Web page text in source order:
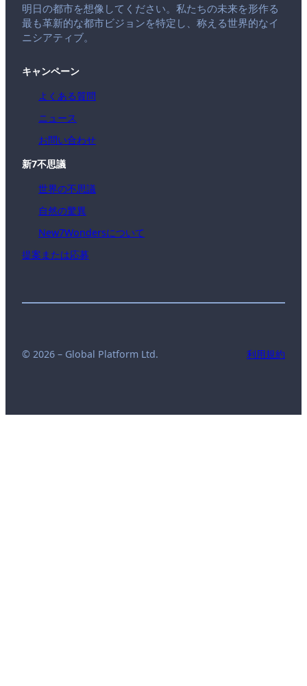
明日の都市を想像してください。私たちの未来を形作る
最も革新的な都市ビジョンを特定し、称える世界的なイ
ニシアティブ。
キャンペーン
よくある質問
ニュース
お問い合わせ
新7不思議
世界の不思議
自然の驚異
New7Wondersについて
提案または応募
© 2026 – Global Platform Ltd. 利用規約